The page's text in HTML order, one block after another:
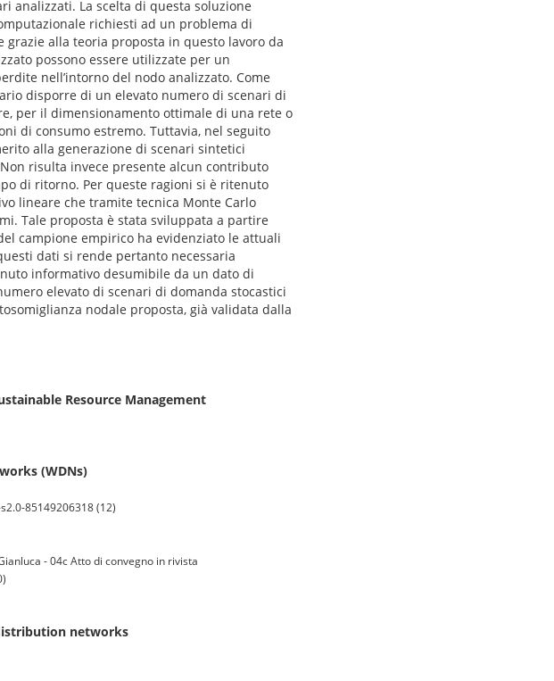
analizzati. La scelta di questa soluzione
richiesti ad un problema di
alla teoria proposta in questo lavoro da
possono essere utilizzate per un
nell’intorno del nodo analizzato. Come
disporre di un elevato numero di scenari di
per il dimensionamento ottimale di una rete o
di consumo estremo. Tuttavia, nel seguito
alla generazione di scenari sintetici
risulta invece presente alcun contributo
di ritorno. Per queste ragioni si è ritenuto
lineare che tramite tecnica Monte Carlo
Tale proposta è stata sviluppata a partire
campione empirico ha evidenziato le attuali
dati si rende pertanto necessaria
informativo desumibile da un dato di
elevato di scenari di domanda stocastici
nodale proposta, già validata dalla
Resource Management
(WDNs)
85149206318 (12)
- 04c Atto di convegno in rivista
networks